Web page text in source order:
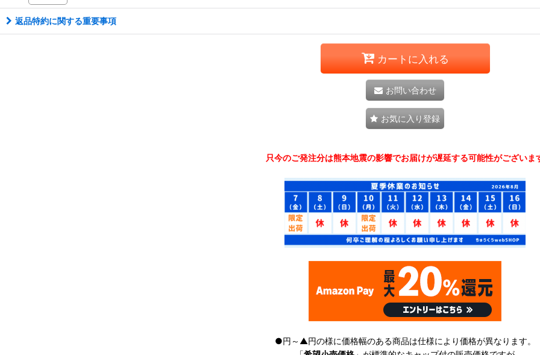
返品特約に関する重要事項
カートに入れる
お問い合わせ
お気に入り登録
只今のご発注分は熊本地震の影響でお届けが遅延する可能性がございま
●円～▲円の様に価格幅のある商品は仕様により価格が異なります。